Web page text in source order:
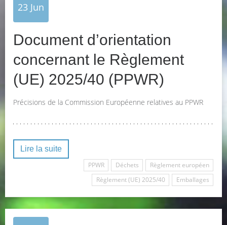
23 Jun
Document d’orientation
concernant le Règlement
(UE) 2025/40 (PPWR)
Précisions de la Commission Européenne relatives au PPWR
Lire la suite
PPWR
Déchets
Règlement européen
Règlement (UE) 2025/40
Emballages